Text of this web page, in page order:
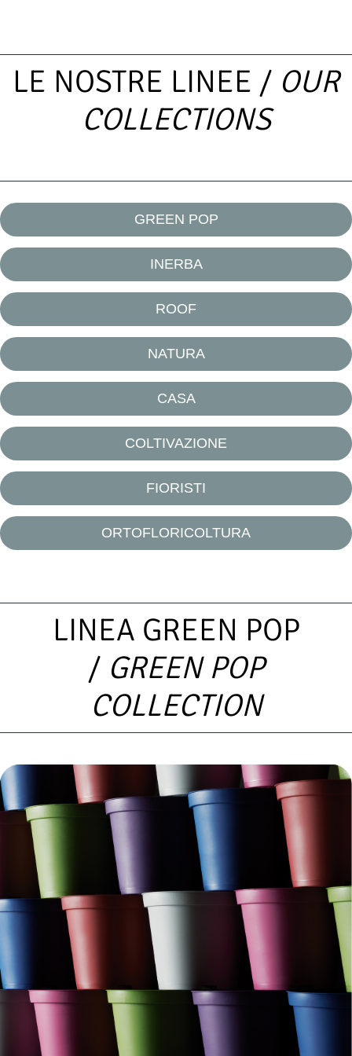
LE NOSTRE LINEE / OUR
COLLECTIONS
GREEN POP
INERBA
ROOF
NATURA
CASA
COLTIVAZIONE
FIORISTI
ORTOFLORICOLTURA
LINEA GREEN POP
/ GREEN POP
COLLECTION